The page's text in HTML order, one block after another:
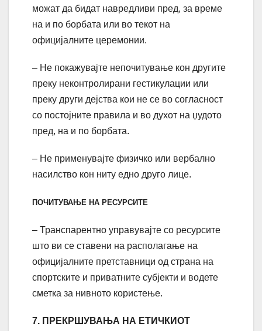
можат да бидат навредливи пред, за време
на и по борбата или во текот на
официјалните церемонии.
– Не покажувајте непочитување кон другите
преку неконтролирани гестикулации или
преку други дејства кои не се во согласност
со постојните правила и во духот на џудото
пред, на и по борбата.
– Не применувајте физичко или вербално
насилство кон ниту едно друго лице.
ПОЧИТУВАЊЕ НА РЕСУРСИТЕ
– Транспарентно управувајте со ресурсите
што ви се ставени на располагање на
официјалните претставници од страна на
спортските и приватните субјекти и водете
сметка за нивното користење.
7. ПРЕКРШУВАЊА НА ЕТИЧКИОТ